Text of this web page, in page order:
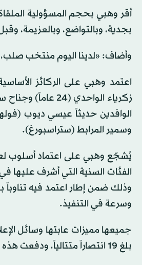
أقر وهبي بحجم المسؤولية
بجدية، وبالتواضع، وبالعزيمة،
وأضاف: «لدينا اليوم منتخب
اعتمد وهبي على الركائز
الوافدين حديثاً عيسي ديوب
وسمير المرابط (ستراسبورغ).
يُشجّع وهبي على اعتماد أسلوب
الفئات السنية التي أشرف
وسرعة في التنفيذ.
جميعها مميزات عابتها وسائل
بلغ 19 انتصاراً متتالياً، ودفعت هذه المميزات الاتحاد المغربي إلى التعاقد معه.